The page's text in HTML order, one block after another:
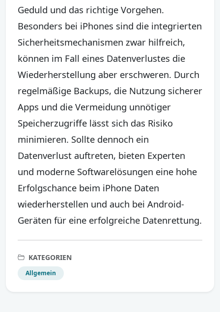
Geduld und das richtige Vorgehen.
Besonders bei iPhones sind die integrierten
Sicherheitsmechanismen zwar hilfreich,
können im Fall eines Datenverlustes die
Wiederherstellung aber erschweren. Durch
regelmäßige Backups, die Nutzung sicherer
Apps und die Vermeidung unnötiger
Speicherzugriffe lässt sich das Risiko
minimieren. Sollte dennoch ein
Datenverlust auftreten, bieten Experten
und moderne Softwarelösungen eine hohe
Erfolgschance beim iPhone Daten
wiederherstellen und auch bei Android-
Geräten für eine erfolgreiche Datenrettung.
KATEGORIEN
Allgemein